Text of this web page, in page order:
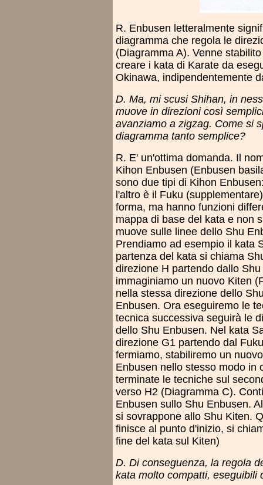
R. Enbusen letteralmente
diagramma che regola le
(Diagramma A). Venne
creare i kata di Karate da
Okinawa, indipendentemente
D. Ma, mi scusi Shihan, in
muove in direzioni così
avanziamo a zigzag. Come si
diagramma tanto semplice?
R. E' un'ottima domanda. Il
Kihon Enbusen (Enbusen
sono due tipi di Kihon
l'altro è il Fuku
forma, ma hanno funzioni
mappa di base del kata e non
muove sulle linee dello Shu
Prendiamo ad esempio il kata
partenza del kata si chiama
direzione H partendo dallo
immaginiamo un nuovo Kiten
nella stessa direzione dello
Enbusen. Ora eseguiremo le
tecnica successiva seguirà le
dello Shu Enbusen. Nel kata
direzione G1 partendo dal
fermiamo, stabiliremo un
Enbusen nello stesso modo in
terminate le tecniche sul
verso H2 (Diagramma C).
Enbusen sullo Shu Enbusen.
si sovrappone allo Shu Kiten.
finisce al punto d'inizio, si
fine del kata sul Kiten)
D. Di conseguenza, la regola
kata molto compatti, eseguibili